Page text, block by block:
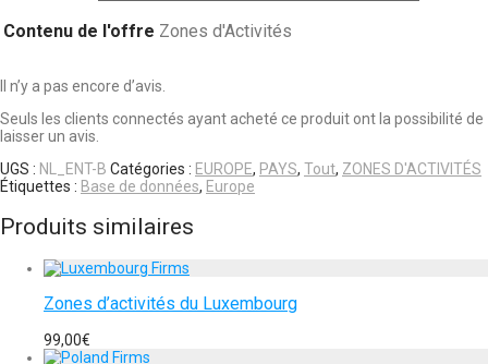
Contenu de l'offre Zones d'Activités
Il n’y a pas encore d’avis.
Seuls les clients connectés ayant acheté ce produit ont la possibilité de
laisser un avis.
UGS : NL_ENT-B Catégories : EUROPE, PAYS, Tout, ZONES D'ACTIVITÉS
Étiquettes : Base de données, Europe
Produits similaires
Zones d’activités du Luxembourg
99,00€